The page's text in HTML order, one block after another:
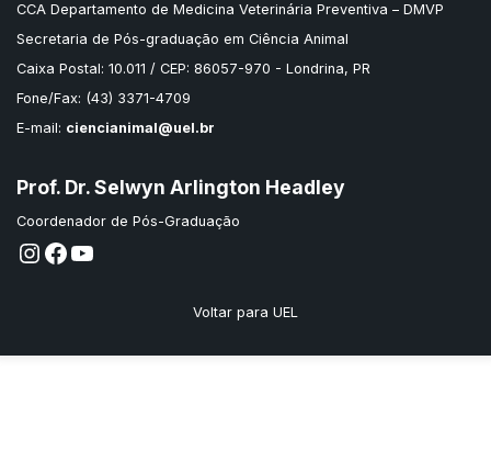
CCA Departamento de Medicina Veterinária Preventiva – DMVP
Secretaria de Pós-graduação em Ciência Animal
Caixa Postal: 10.011 / CEP: 86057-970 - Londrina, PR
Fone/Fax: (43) 3371-4709
E-mail: ciencianimal@uel.br
Prof. Dr. Selwyn Arlington Headley
Coordenador de Pós-Graduação
Instagram
Facebook
Youtube
Voltar para UEL